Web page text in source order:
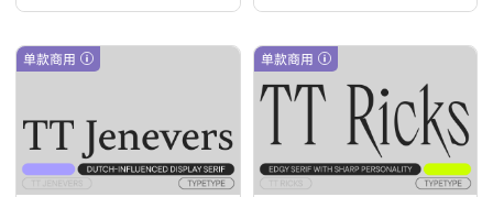
单款商用 单款商用